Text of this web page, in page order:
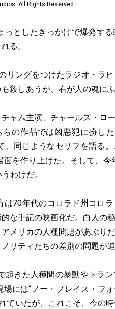
All Rights Reserved.
としたきっかけで爆発す
る。
リングをつけたラジオ・
殺しあうが、右が人の魂に
ャム主演、チャールズ・ロ
の作品では凶悪犯に扮し
、同じようなセリフを語る
を作り上げた。そして、今
わけだ。
は70年代のコロラド州コロ
な手記の映画化だ。白人の
メリカの人種問題があぶり
リティたちの差別の問題が追
きた人種間の暴動やトラ
には“ノー・プレイス・フ
ていたが、これこそ、今の